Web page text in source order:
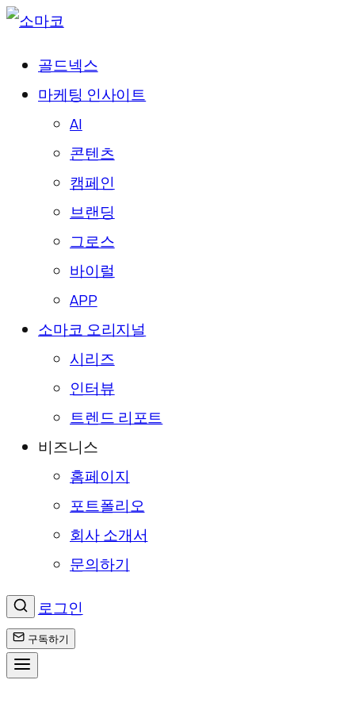
골드넥스
마케팅 인사이트
AI
콘텐츠
캠페인
브랜딩
그로스
바이럴
APP
소마코 오리지널
시리즈
인터뷰
트렌드 리포트
비즈니스
홈페이지
포트폴리오
회사 소개서
문의하기
로그인
구독하기